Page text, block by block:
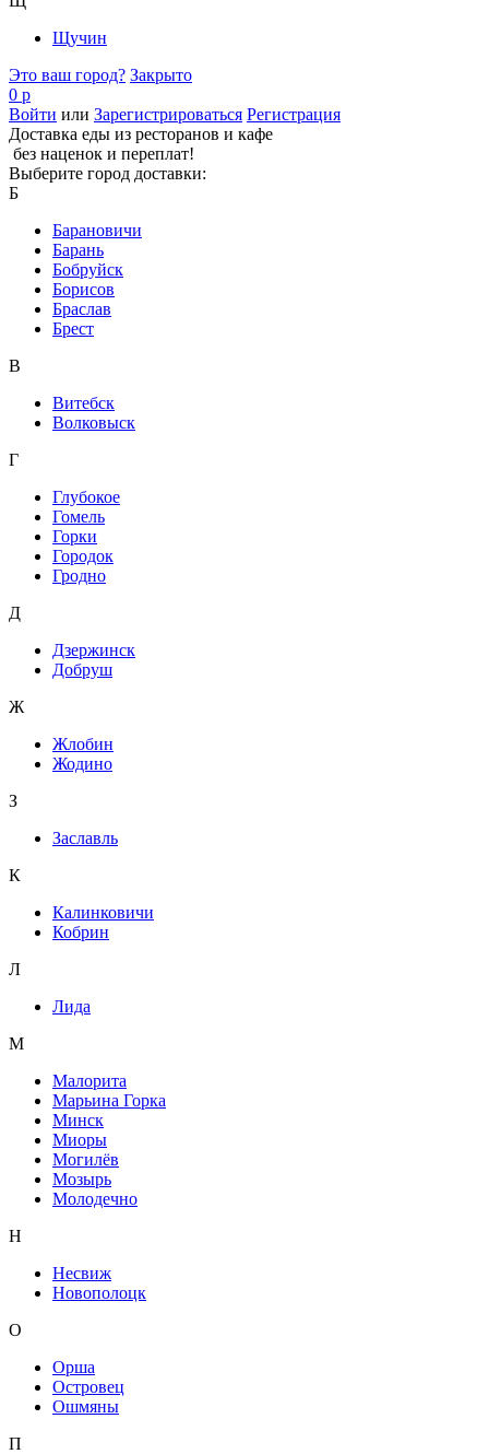
Щучин
Это ваш город? Закрыто
0 р
Войти или Зарегистрироваться Регистрация
Доставка еды из ресторанов и кафе
без наценок и переплат!
Выберите город доставки:
Б
Барановичи
Барань
Бобруйск
Борисов
Браслав
Брест
В
Витебск
Волковыск
Г
Глубокое
Гомель
Горки
Городок
Гродно
Д
Дзержинск
Добруш
Ж
Жлобин
Жодино
З
Заславль
К
Калинковичи
Кобрин
Л
Лида
М
Малорита
Марьина Горка
Минск
Миоры
Могилёв
Мозырь
Молодечно
Н
Несвиж
Новополоцк
О
Орша
Островец
Ошмяны
П